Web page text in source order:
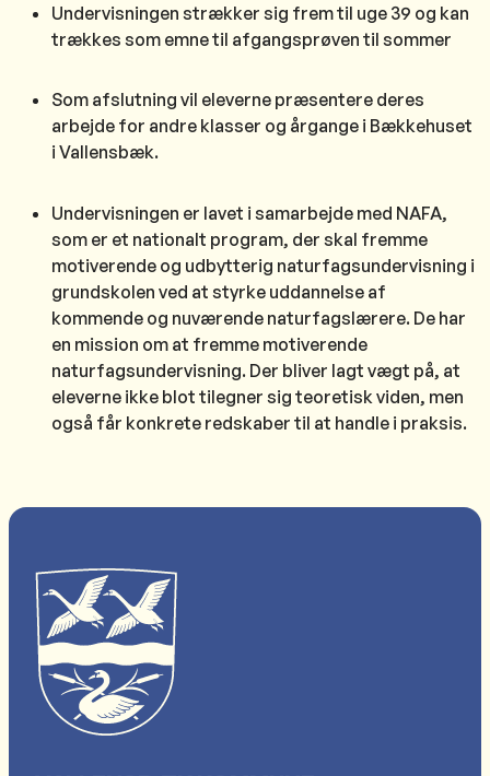
Undervisningen strækker sig frem til uge 39 og kan
trækkes som emne til afgangsprøven til sommer
Som afslutning vil eleverne præsentere deres
arbejde for andre klasser og årgange i Bækkehuset
i Vallensbæk.
Undervisningen er lavet i samarbejde med NAFA,
som er et nationalt program, der skal fremme
motiverende og udbytterig naturfagsundervisning i
grundskolen ved at styrke uddannelse af
kommende og nuværende naturfagslærere. De har
en mission om at fremme motiverende
naturfagsundervisning. Der bliver lagt vægt på, at
eleverne ikke blot tilegner sig teoretisk viden, men
også får konkrete redskaber til at handle i praksis.